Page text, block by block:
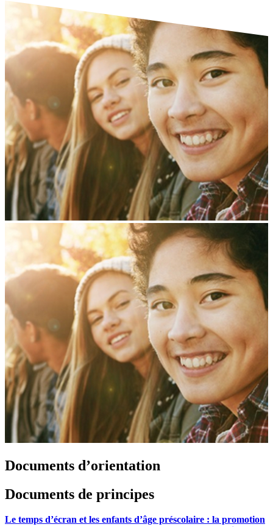
Documents d’orientation
Documents de principes
Le temps d’écran et les enfants d’âge préscolaire : la promotion